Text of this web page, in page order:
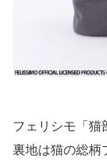
フェリシモ「猫
裏地は猫の総柄